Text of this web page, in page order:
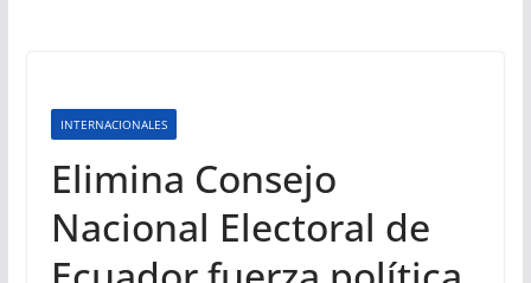
INTERNACIONALES
Elimina Consejo
Nacional Electoral de